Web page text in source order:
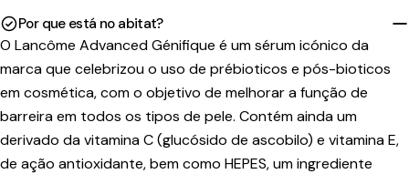
Por que está no abitat?
O Lancôme Advanced Génifique é um sérum icónico da
marca que celebrizou o uso de prébioticos e pós-bioticos
em cosmética, com o objetivo de melhorar a função de
barreira em todos os tipos de pele. Contém ainda um
derivado da vitamina C (glucósido de ascobilo) e vitamina E,
de ação antioxidante, bem como HEPES, um ingrediente